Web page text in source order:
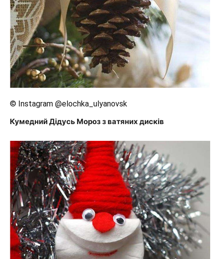
© Instagram @elochka_ulyanovsk
Кумедний Дідусь Мороз з ватяних дисків